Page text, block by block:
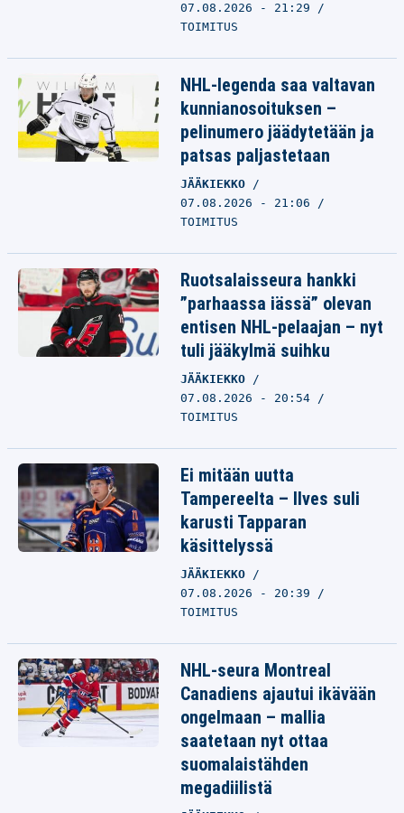
07.08.2026 - 21:29
TOIMITUS
NHL-legenda saa valtavan
kunnianosoituksen –
pelinumero jäädytetään ja
patsas paljastetaan
JÄÄKIEKKO
07.08.2026 - 21:06
TOIMITUS
Ruotsalaisseura hankki
”parhaassa iässä” olevan
entisen NHL-pelaajan – nyt
tuli jääkylmä suihku
JÄÄKIEKKO
07.08.2026 - 20:54
TOIMITUS
Ei mitään uutta
Tampereelta – Ilves suli
karusti Tapparan
käsittelyssä
JÄÄKIEKKO
07.08.2026 - 20:39
TOIMITUS
NHL-seura Montreal
Canadiens ajautui ikävään
ongelmaan – mallia
saatetaan nyt ottaa
suomalaistähden
megadiilistä